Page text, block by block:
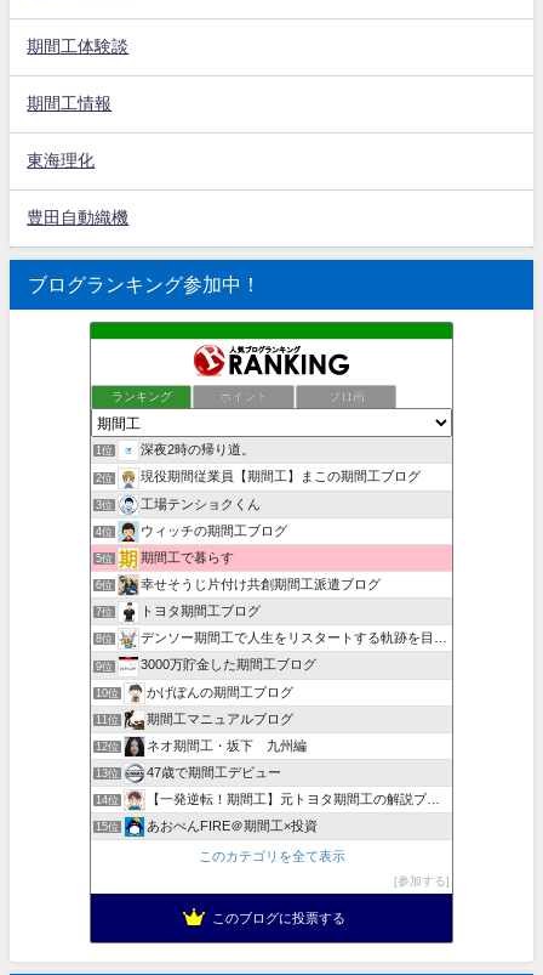
期間工体験談
期間工情報
東海理化
豊田自動織機
ブログランキング参加中！
ランキング ポイント ブロ画
1位 深夜2時の帰り道。
2位 現役期間従業員【期間工】まこの期間工ブログ
3位 工場テンショクくん
4位 ウィッチの期間工ブログ
5位 期間工で暮らす
6位 幸せそうじ片付け共創期間工派遣ブログ
7位 トヨタ期間工ブログ
8位 デンソー期間工で人生をリスタートする軌跡を目撃せよ！
9位 3000万貯金した期間工ブログ
10位 かげぽんの期間工ブログ
11位 期間工マニュアルブログ
12位 ネオ期間工・坂下 九州編
13位 47歳で期間工デビュー
14位 【一発逆転！期間工】元トヨタ期間工の解説ブログ
15位 あおぺんFIRE＠期間工×投資
このカテゴリを全て表示
参加する
このブログに投票する